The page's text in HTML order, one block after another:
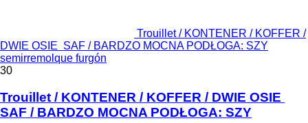
Trouillet / KONTENER / KOFFER /
DWIE OSIE SAF / BARDZO MOCNA PODŁOGA: SZY
semirremolque furgón
30
Trouillet / KONTENER / KOFFER / DWIE OSIE
SAF / BARDZO MOCNA PODŁOGA: SZY